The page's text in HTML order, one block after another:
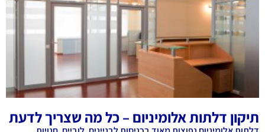
תיקון דלתות אלומיניום – כל מה שצריך לדעת